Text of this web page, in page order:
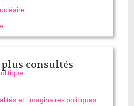
consultés
et imaginaires politiques